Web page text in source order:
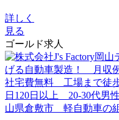
詳しく
見る
ゴールド求人